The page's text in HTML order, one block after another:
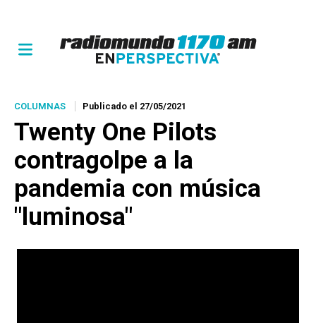
COLUMNAS Publicado el 27/05/2021
Twenty One Pilots
contragolpe a la
pandemia con música
"luminosa"